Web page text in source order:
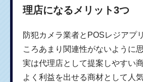
理店になるメリット3つ
防犯カメラ業者とPOSレジアプ
ころあまり関連性がないように
実は代理店として提案しやすい
よく利益を出せる商材として人